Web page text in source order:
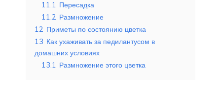
11.1 Пересадка
11.2 Размножение
12 Приметы по состоянию цветка
13 Как ухаживать за педилантусом в
домашних условиях
13.1 Размножение этого цветка